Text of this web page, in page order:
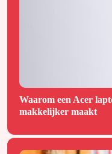
Waarom een Acer
makkelijker maakt